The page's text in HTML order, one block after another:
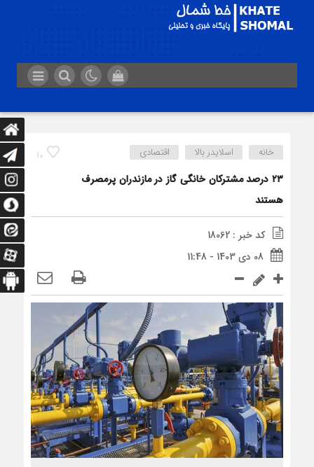
10 خانه اسلایدر بالا اقتصادی
۲۳ درصد مشترکان خانگی گاز در مازندران پرمصرف
هستند
کد خبر : 18062
08 دی 1403 - 11:48